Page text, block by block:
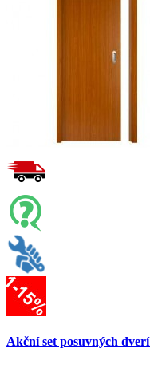
Akční set posuvných